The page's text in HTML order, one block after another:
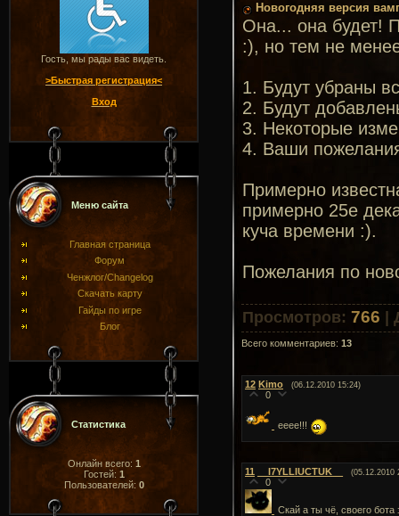
Гость, мы рады вас видеть.
>Быстрая регистрация<
Вход
Меню сайта
Главная страница
Форум
Ченжлог/Changelog
Скачать карту
Гайды по игре
Блог
Статистика
Онлайн всего: 1
Гостей: 1
Пользователей: 0
Новогодняя версия
Она... она будет!
:), но тем не
1. Будут убраны
2. Будут
3. Некоторые
4. Ваши
Примерно
примерно 25е
куча времени :).
Пожелания по
Просмотров: 766
Всего комментариев: 13
12 Kimo (06.12.2010 15:24)
0
ееее!!!
11 __I7YLLIUCTUK__ (05.12.2010
0
Скай а ты чё, своего